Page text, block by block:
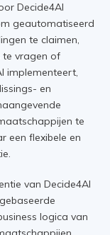
Decide4AI
geautomatiseerd
te claimen,
te vragen of
implementeert,
en
te
een flexibele en
van Decide4AI
logica van